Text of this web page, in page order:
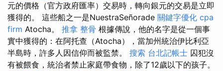
元的價格（官方政府匯率）交易時，轉向銀元的交易是立即
獲得的。 這些船之一是NuestraSeñorade 關鍵字優化 cpa
firm Atocha。 推拿 整骨 根據傳說，他的名字是從一個事
實中獲得的：在阿托查（Atocha），當加州統治伊比利亞
半島時，許多人因信仰而被監禁。 搜索 台北記帳士 囚犯沒
有被餵食，統治者禁止家庭帶食物，除了12歲以下的孩子。